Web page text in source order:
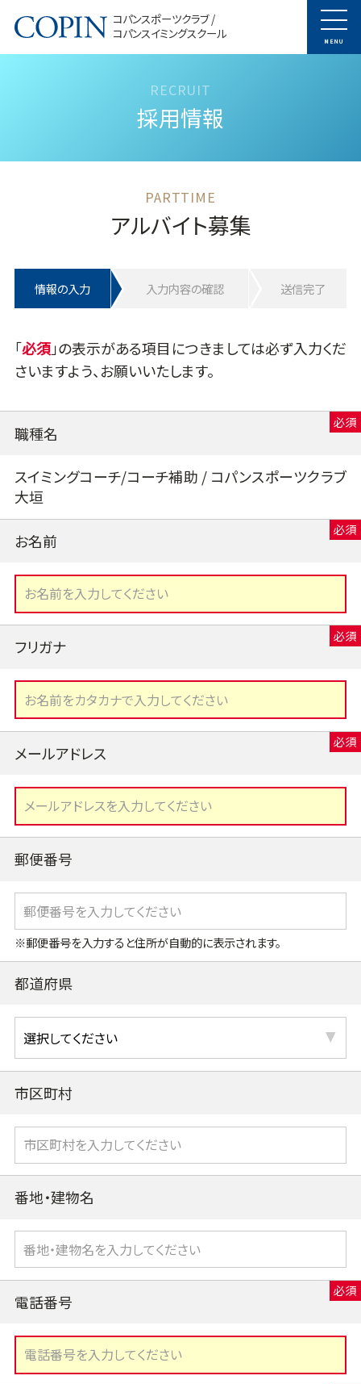
コパンスポーツクラブ /
コパンスイミングスクール
MENU
採用情報
アルバイト募集
情報の入力 入力内容の確認 送信完了
「
」の表示がある項目につきましては必ず入力くだ
さいますよう、お願いいたします。
職種名
スイミングコーチ/コーチ補助 / コパンスポーツクラブ
大垣
お名前
フリガナ
メールアドレス
郵便番号
※郵便番号を入力すると住所が自動的に表示されます。
都道府県
市区町村
番地・建物名
電話番号